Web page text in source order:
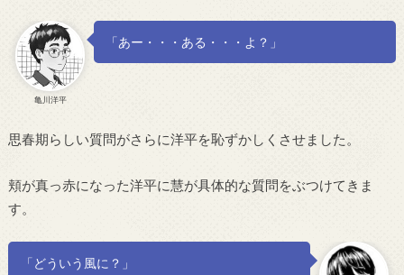
亀川洋平
「あー・・・ある・・・よ？」
思春期らしい質問がさらに洋平を恥ずかしくさせました。
頬が真っ赤になった洋平に慧が具体的な質問をぶつけてきま
す。
「どういう風に？」